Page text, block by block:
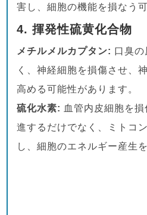
害し、細胞の機能を損なう
4. 揮発性硫黄化合物
メチルメルカプタン: 口臭の
く、神経細胞を損傷させ、
高める可能性があります。
硫化水素: 血管内皮細胞を
進するだけでなく、ミトコ
し、細胞のエネルギー産生